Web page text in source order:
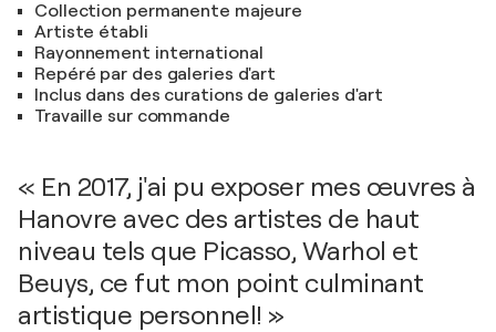
Collection permanente majeure
Artiste établi
Rayonnement international
Repéré par des galeries d'art
Inclus dans des curations de galeries d'art
Travaille sur commande
« En 2017, j'ai pu exposer mes œuvres à
Hanovre avec des artistes de haut
niveau tels que Picasso, Warhol et
Beuys, ce fut mon point culminant
artistique personnel! »